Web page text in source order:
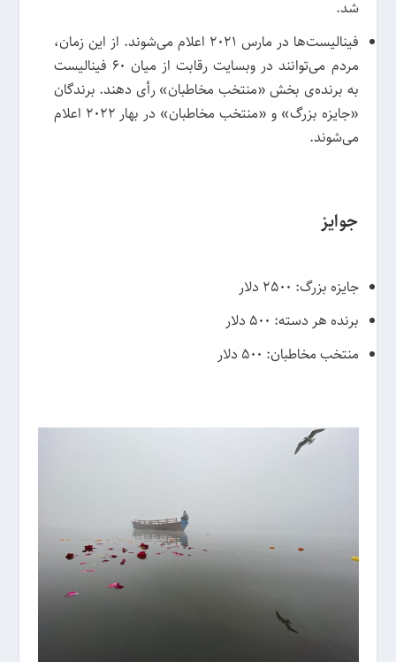
شد.
فینالیست‌ها در مارس 2021 اعلام می‌شوند. از این زمان،
مردم می‌توانند در وبسایت رقابت از میان 60 فینالیست
به برنده‌ی بخش «منتخب مخاطبان» رأی دهند. برندگان
«جایزه بزرگ» و «منتخب مخاطبان» در بهار 2022 اعلام
می‌شوند.
جوایز
جایزه بزرگ: 2500 دلار
برنده هر دسته: 500 دلار
منتخب مخاطبان: 500 دلار